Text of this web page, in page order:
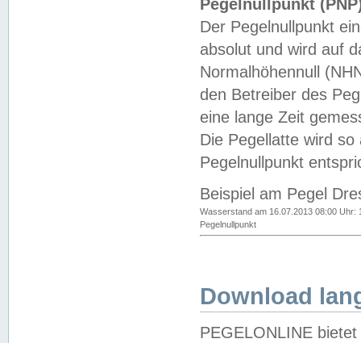
Pegelnullpunkt
Der Pegelnullpunkt
absolut und wird auf
Normalhöhennull
den Betreiber des
eine lange Zeit
Die Pegellatte wird
Pegelnullpunkt
Beispiel am Pegel
Wasserstand am 16.07.2013 08:00 Uhr:
Pegelnullpunkt
Download
PEGELONLINE